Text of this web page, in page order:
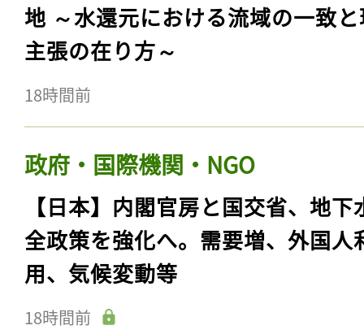
地 ～水還元における流域の一致
主張の在り方～
18時間前
政府・国際機関・NGO
【日本】内閣官房と国交省、地下
全政策を強化へ。需要増、外国人
用、気候変動等
18時間前